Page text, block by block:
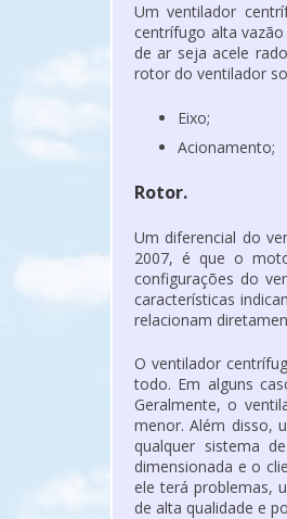
Um ventilador
centrífugo alta
de ar seja acele
rotor do ventilador
Eixo;
Acionamento;
Rotor.
Um diferencial do
2007, é que o
configurações do
características
relacionam
O ventilador
todo. Em alguns
Geralmente, o
menor. Além disso,
qualquer sistema
dimensionada e o
ele terá problemas,
de alta qualidade e